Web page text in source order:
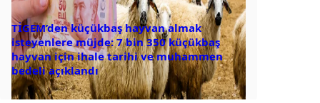
TİGEM’den küçükbaş hayvan almak
isteyenlere müjde: 7 bin 350 küçükbaş
hayvan için ihale tarihi ve muhammen
bedeli açıklandı